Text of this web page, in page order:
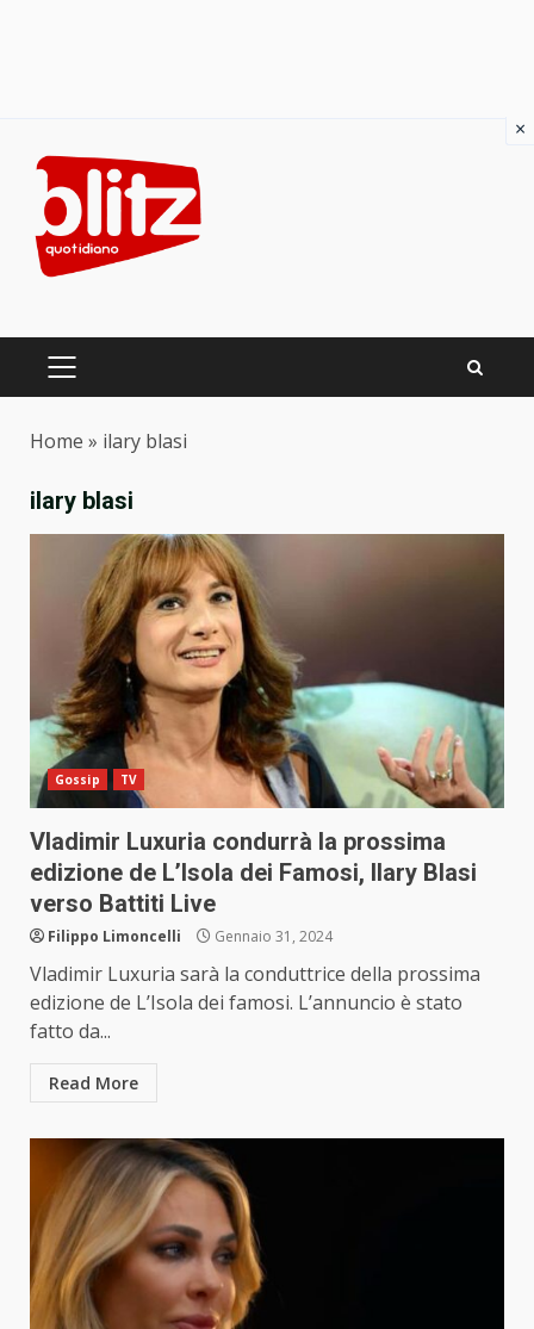
content
PRIMARY
Home » ilary blasi
ilary blasi
Gossip TV
Vladimir Luxuria condurrà la prossima
edizione de L’Isola dei Famosi, Ilary Blasi
verso Battiti Live
Filippo Limoncelli Gennaio 31, 2024
Vladimir Luxuria sarà la conduttrice della prossima
edizione de L’Isola dei famosi. L’annuncio è stato
fatto da...
Read More
×